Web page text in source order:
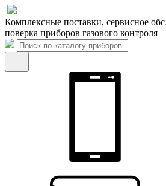
Комплексные поставки, сервисное
поверка приборов газового контроля